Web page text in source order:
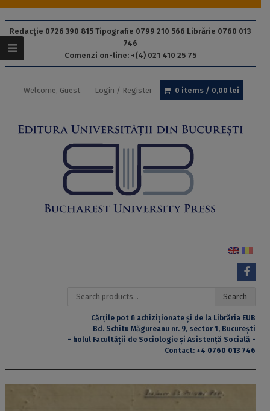
Redacție 0726 390 815 Tipografie 0799 210 566 Librărie 0760 013
746
Comenzi on-line: +(4) 021 410 25 75
Welcome, Guest Login / Register 0 items / 0,00 lei
Search
Search
Cărțile pot fi achiziționate și de la Librăria EUB
Bd. Schitu Măgureanu nr. 9, sector 1, București
- holul Facultății de Sociologie și Asistență Socială -
Contact: +4 0760 013 746